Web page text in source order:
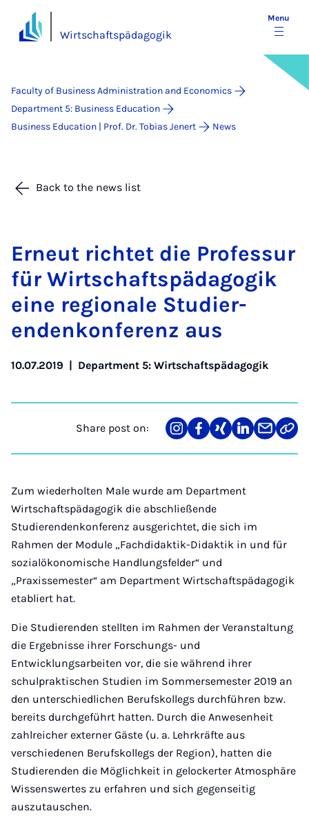
Wirtschaftspädagogik
Menu
Faculty of Business Administration and Economics
Department 5: Business Education
Business Education | Prof. Dr. Tobias Jenert
News
Back to the news list
Erneut richtet die Pro­fes­sur
für Wirtschaft­späd­ago­gik
eine re­gionale Stud­i­er­
enden­kon­fer­enz aus
10.07.2019 | Department 5: Wirtschaftspädagogik
Share post on:
Share
on
Teilen
auf
Teilen
auf
Teilen
auf
Teilen
über
Link
Zum wiederholten Male wurde am Department
Wirtschaftspädagogik die abschließende
Studierendenkonferenz ausgerichtet, die sich im
Rahmen der Module „Fachdidaktik-Didaktik in und für
sozialökonomische Handlungsfelder“ und
„Praxissemester“ am Department Wirtschaftspädagogik
etabliert hat.
Die Studierenden stellten im Rahmen der Veranstaltung
die Ergebnisse ihrer Forschungs- und
Entwicklungsarbeiten vor, die sie während ihrer
schulpraktischen Studien im Sommersemester 2019 an
den unterschiedlichen Berufskollegs durchführen bzw.
bereits durchgeführt hatten. Durch die Anwesenheit
zahlreicher externer Gäste (u. a. Lehrkräfte aus
verschiedenen Berufskollegs der Region), hatten die
Studierenden die Möglichkeit in gelockerter Atmosphäre
Wissenswertes zu erfahren und sich gegenseitig
auszutauschen.